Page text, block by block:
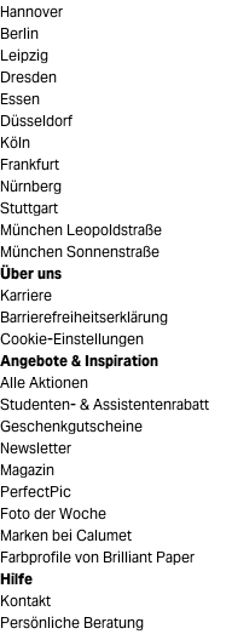
Hannover
Berlin
Leipzig
Dresden
Essen
Düsseldorf
Köln
Frankfurt
Nürnberg
Stuttgart
München Leopoldstraße
München Sonnenstraße
Über uns
Karriere
Barrierefreiheitserklärung
Cookie-Einstellungen
Angebote & Inspiration
Alle Aktionen
Studenten- & Assistentenrabatt
Geschenkgutscheine
Newsletter
Magazin
PerfectPic
Foto der Woche
Marken bei Calumet
Farbprofile von Brilliant Paper
Hilfe
Kontakt
Persönliche Beratung